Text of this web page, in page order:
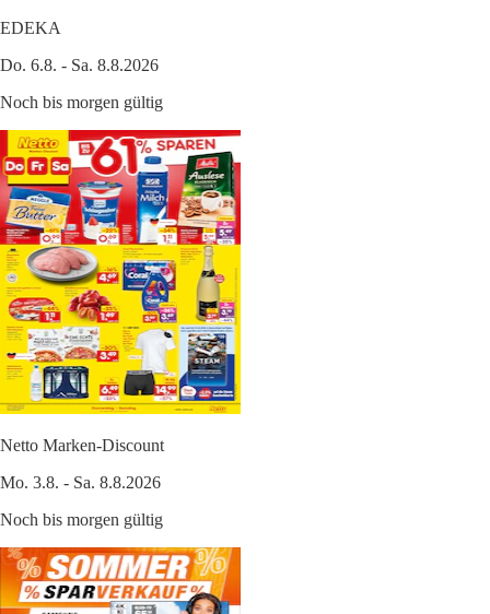
EDEKA
Do. 6.8. - Sa. 8.8.2026
Noch bis morgen gültig
Netto Marken-Discount
Mo. 3.8. - Sa. 8.8.2026
Noch bis morgen gültig